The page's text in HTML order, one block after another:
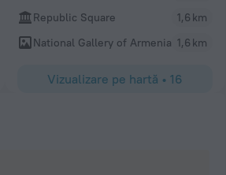
Republic Square
1,6 km
National Gallery of Armenia 1,6 km
Vizualizare pe hartă • 16